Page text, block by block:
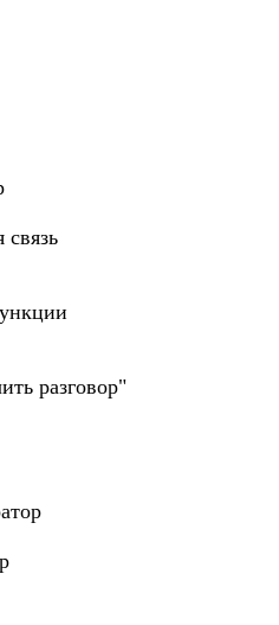
связь
разговор"